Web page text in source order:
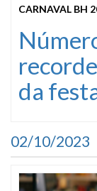
CARNAVAL BH
da
02/10/2023